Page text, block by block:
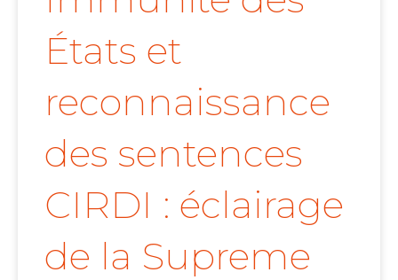
États et
reconnaissance
des sentences
CIRDI : éclairage
de la Supreme